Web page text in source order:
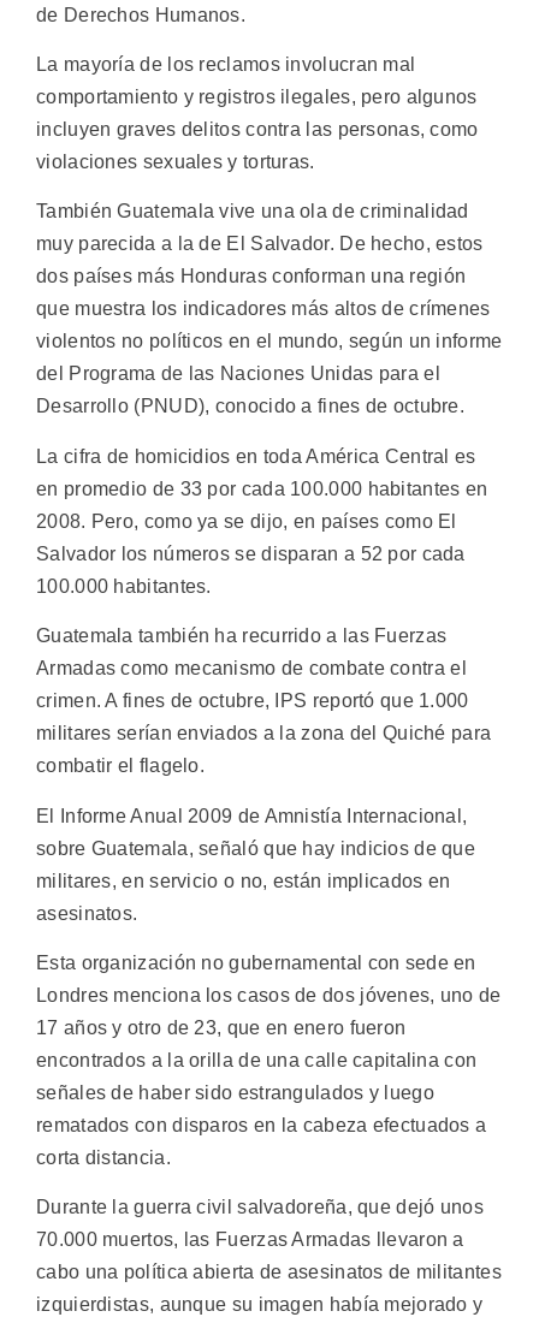
de Derechos Humanos.
La mayoría de los reclamos involucran mal
comportamiento y registros ilegales, pero algunos
incluyen graves delitos contra las personas, como
violaciones sexuales y torturas.
También Guatemala vive una ola de criminalidad
muy parecida a la de El Salvador. De hecho, estos
dos países más Honduras conforman una región
que muestra los indicadores más altos de crímenes
violentos no políticos en el mundo, según un informe
del Programa de las Naciones Unidas para el
Desarrollo (PNUD), conocido a fines de octubre.
La cifra de homicidios en toda América Central es
en promedio de 33 por cada 100.000 habitantes en
2008. Pero, como ya se dijo, en países como El
Salvador los números se disparan a 52 por cada
100.000 habitantes.
Guatemala también ha recurrido a las Fuerzas
Armadas como mecanismo de combate contra el
crimen. A fines de octubre, IPS reportó que 1.000
militares serían enviados a la zona del Quiché para
combatir el flagelo.
El Informe Anual 2009 de Amnistía Internacional,
sobre Guatemala, señaló que hay indicios de que
militares, en servicio o no, están implicados en
asesinatos.
Esta organización no gubernamental con sede en
Londres menciona los casos de dos jóvenes, uno de
17 años y otro de 23, que en enero fueron
encontrados a la orilla de una calle capitalina con
señales de haber sido estrangulados y luego
rematados con disparos en la cabeza efectuados a
corta distancia.
Durante la guerra civil salvadoreña, que dejó unos
70.000 muertos, las Fuerzas Armadas llevaron a
cabo una política abierta de asesinatos de militantes
izquierdistas, aunque su imagen había mejorado y